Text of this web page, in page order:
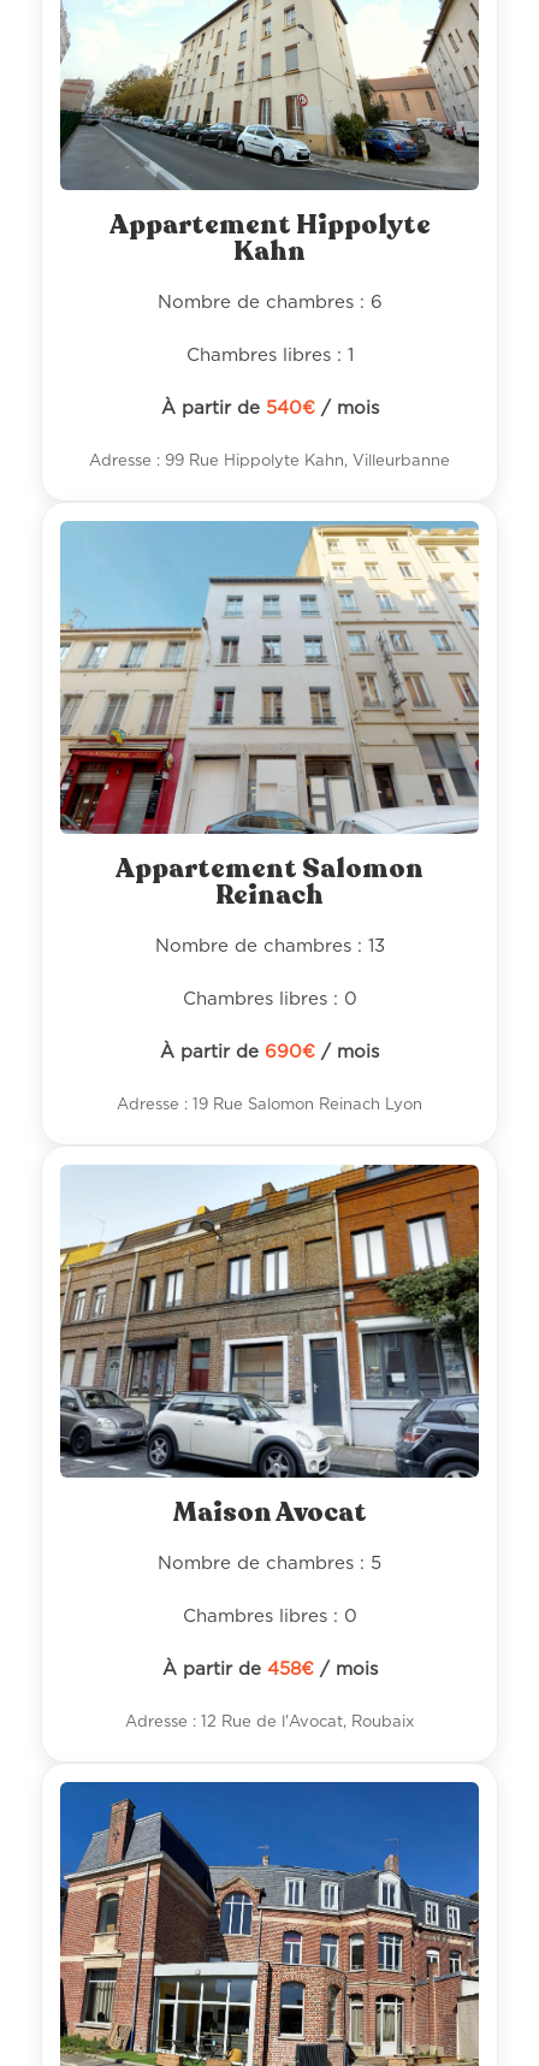
Appartement Hippolyte
Kahn
Nombre de chambres : 6
Chambres libres : 1
À partir de 540€/ mois
Adresse : 99 Rue Hippolyte Kahn, Villeurbanne
Appartement Salomon
Reinach
Nombre de chambres : 13
Chambres libres : 0
À partir de 690€ / mois
Adresse : 19 Rue Salomon Reinach Lyon
Maison Avocat
Nombre de chambres : 5
Chambres libres : 0
À partir de 458€/ mois
Adresse : 12 Rue de l'Avocat, Roubaix